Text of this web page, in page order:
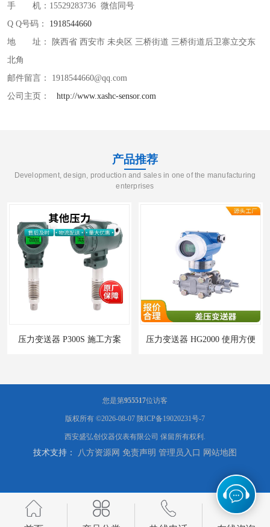
手 机：15529283736 微信同号
Q Q号码： 1918544660
地 址： 陕西省 西安市 未央区 三桥街道 三桥街道后卫寨立交东
北角
邮件留言： 1918544660@qq.com
公司主页： http://www.xashc-sensor.com
产品推荐
Development, design, production and sales in one of the manufacturing
enterprises
压力变送器 P300S 施工方案 压力变送器 HG2000 使用方便
盛弘创压力变送器NS-I7 液体压力传感器负压计 盛弘创压力变送器PT301 液体压力传感器负压计
您是第955517位访客
版权所有 ©2026-08-07 陕ICP备19020231号-7
西安盛弘创仪器仪表有限公司 保留所有权利.
技术支持： 八方资源网 免责声明 管理员入口 网站地图